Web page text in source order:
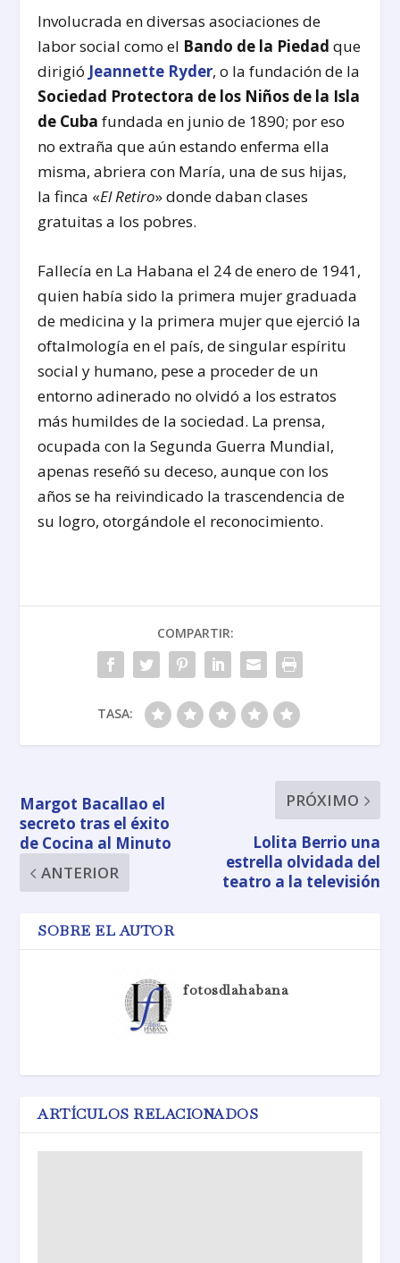
Involucrada en diversas asociaciones de
labor social como el Bando de la Piedad que
dirigió Jeannette Ryder, o la fundación de la
Sociedad Protectora de los Niños de la Isla
de Cuba fundada en junio de 1890; por eso
no extraña que aún estando enferma ella
misma, abriera con María, una de sus hijas,
la finca «El Retiro» donde daban clases
gratuitas a los pobres.
Fallecía en La Habana el 24 de enero de 1941,
quien había sido la primera mujer graduada
de medicina y la primera mujer que ejerció la
oftalmología en el país, de singular espíritu
social y humano, pese a proceder de un
entorno adinerado no olvidó a los estratos
más humildes de la sociedad. La prensa,
ocupada con la Segunda Guerra Mundial,
apenas reseñó su deceso, aunque con los
años se ha reivindicado la trascendencia de
su logro, otorgándole el reconocimiento.
COMPARTIR:
TASA:
Margot Bacallao el
secreto tras el éxito
de Cocina al Minuto
ANTERIOR
PRÓXIMO
Lolita Berrio una
estrella olvidada del
teatro a la televisión
SOBRE EL AUTOR
fotosdlahabana
ARTÍCULOS RELACIONADOS